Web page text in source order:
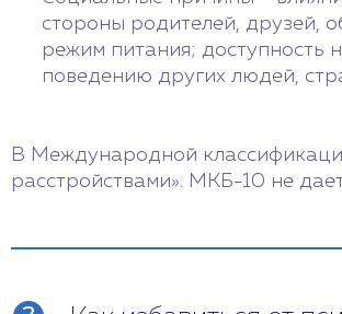
стороны родителей, друзей,
режим питания; доступность
поведению других людей,
В Международной
расстройствами». МКБ-10 не